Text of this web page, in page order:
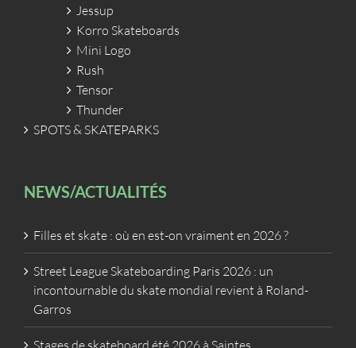
Jessup
Korro Skateboards
Mini Logo
Rush
Tensor
Thunder
SPOTS & SKATEPARKS
NEWS/ACTUALITÉS
Filles et skate : où en est-on vraiment en 2026 ?
Street League Skateboarding Paris 2026 : un
incontournable du skate mondial revient à Roland-
Garros